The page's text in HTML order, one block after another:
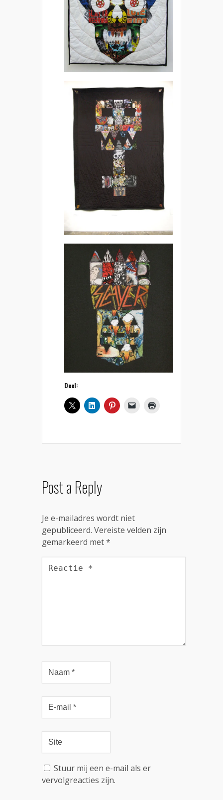
Deel:
Post a Reply
Je e-mailadres wordt niet
gepubliceerd. Vereiste velden zijn
gemarkeerd met*
Stuur mij een e-mail als er
vervolgreacties zijn.